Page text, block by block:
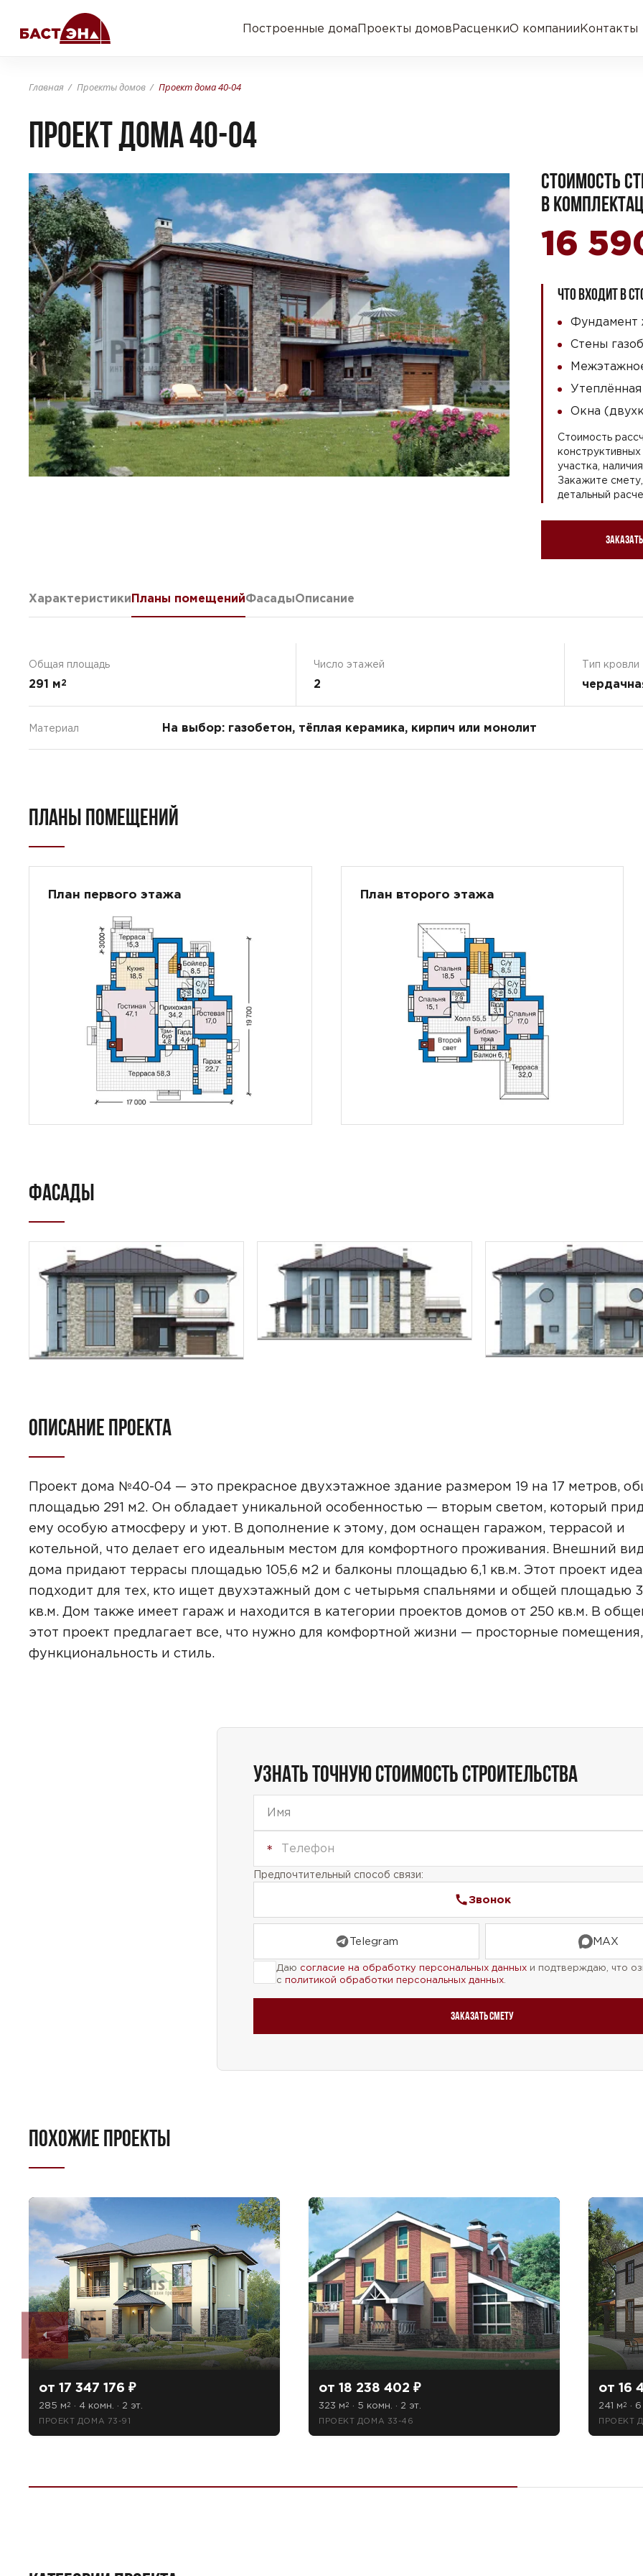
Построенные домаПроекты домовРасценкиО компанииКонтакты
Главная Проекты домов Проект дома 40-04
Проект дома 40-04
СТОИМОСТЬ
В
16
ЧТО ВХОДИТ В
Фундамент
Стены
Окна
Стоимость
участка,
Закажите
детальный
ХарактеристикиПланы помещенийФасадыОписание
Общая площадь
291 м2
Число этажей
2
Тип кровли
Материал На выбор: газобетон, тёплая керамика, кирпич или монолит
ПЛАНЫ ПОМЕЩЕНИЙ
План первого этажа План второго этажа
ФАСАДЫ
ОПИСАНИЕ ПРОЕКТА
Проект дома №40-04 — это прекрасное двухэтажное здание размером 19 на 17 метров,
площадью 291 м2. Он обладает уникальной особенностью — вторым светом, который
ему особую атмосферу и уют. В дополнение к этому, дом оснащен гаражом, террасой и
котельной, что делает его идеальным местом для комфортного проживания. Внешний
дома придают террасы площадью 105,6 м2 и балконы площадью 6,1 кв.м. Этот проект
подходит для тех, кто ищет двухэтажный дом с четырьмя спальнями и общей площадью
кв.м. Дом также имеет гараж и находится в категории проектов домов от 250 кв.м. В
этот проект предлагает все, что нужно для комфортной жизни — просторные помещения,
функциональность и стиль.
УЗНАТЬ ТОЧНУЮ СТОИМОСТЬ СТРОИТЕЛЬСТВА
Предпочтительный способ связи:
Звонок
Telegram MAX
Даю согласие на обработку персональных данных и подтверждаю, что
с политикой обработки персональных данных
Заказать смету
ПОХОЖИЕ ПРОЕКТЫ
от 17 347 176 ₽
285 м 2 · 4 комн. · 2 эт.
ПРОЕКТ ДОМА 73-91
от 18 238 402 ₽
323 м 2 · 5 комн. · 2 эт.
ПРОЕКТ ДОМА 33-46
от 16
241 м 2 ·
ПРОЕКТ
УЗНАТЬ ТОЧНУЮ СТОИМОСТЬ СТРОИТЕЛЬСТВА
Предпочтительный способ связи:
Звонок
Рассчитать стоимость